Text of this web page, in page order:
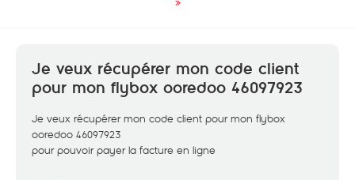
Je veux récupérer mon code client
pour mon flybox ooredoo 46097923
Je veux récupérer mon code client pour mon flybox
ooredoo 46097923
pour pouvoir payer la facture en ligne